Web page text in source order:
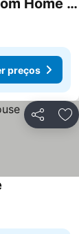
Old School #7 - Charming 2-bedroom Home In Welcoming Mansfield
preços
Partilhar